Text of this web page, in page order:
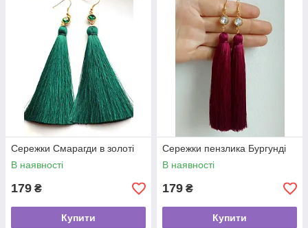
Сережки Смарагди в золоті
В наявності
179 ₴
Купити
Сережки пензлика Бургунді
В наявності
179 ₴
Купити